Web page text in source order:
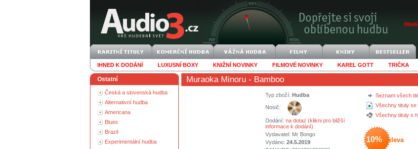
IHNED K DODÁNÍ LUXUSNÍ BOXY KNIŽNÍ NOVINKY FILMOVÉ NOVINKY KAREL GOTT TRIČKA
Ostatní
Česká a slovenská hudba
Alternativní hudba
Americana
Blues
Brazil
Experimentální hudba
Muraoka Minoru - Bamboo
Seznam všech
Všechny tituly
Všechny tituly s
10% sleva
Typ zboží: Hudba
Nosič:
Dodání: na dotaz (klikni pro bližší
informace k dodání)
Vydavatel: Mr Bongo
Vydáno: 24.5.2019